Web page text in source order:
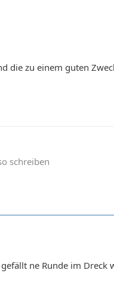
die zu einem guten
schreiben
ne Runde im Dreck